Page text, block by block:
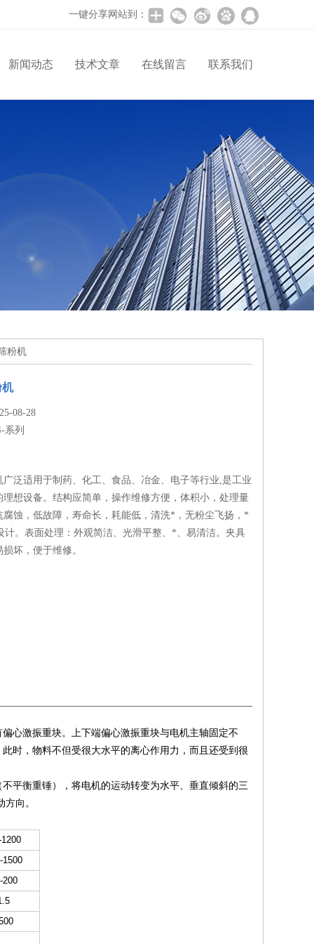
一键分享网站到：
新闻动态 技术文章 在线留言 联系我们
粉机
机
08-28
系列
广泛适用于制药、化工、食品、冶金、电子等行业,是工业
理想设备。结构应简单，操作维修方便，体积小，处理量
腐蚀，低故障，寿命长，耗能低，清洗*，无粉尘飞扬，*
计。表面处理：外观简洁、光滑平整、*、易清洁。夹具
坏，便于维修。
心激振重块。上下端偏心激振重块与电机主轴固定不
时，物料不但受很大水平的离心作用力，而且还受到很
平衡重锤），将电机的运动转变为水平、垂直倾斜的三
向。
1500
200